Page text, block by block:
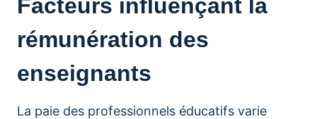
Facteurs influençant la
rémunération des
enseignants
La paie des professionnels éducatifs varie